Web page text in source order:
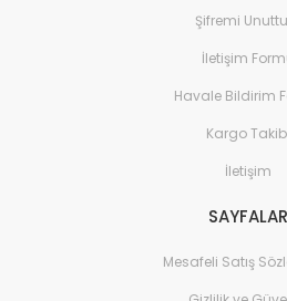
Şifremi
İletişim
Havale Bildirim
Kargo
İletişim
SAYFALAR
Mesafeli Satış